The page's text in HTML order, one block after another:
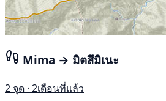
Mima → มิตสึมิเนะ
2 จุด · 2เดือนที่แล้ว